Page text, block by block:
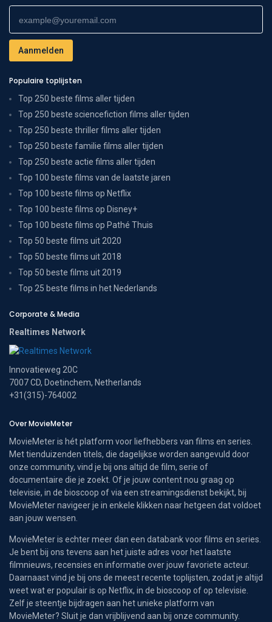
Populaire toplijsten
Top 250 beste films aller tijden
Top 250 beste sciencefiction films aller tijden
Top 250 beste thriller films aller tijden
Top 250 beste familie films aller tijden
Top 250 beste actie films aller tijden
Top 100 beste films van de laatste jaren
Top 100 beste films op Netflix
Top 100 beste films op Disney+
Top 100 beste films op Pathé Thuis
Top 50 beste films uit 2020
Top 50 beste films uit 2018
Top 50 beste films uit 2019
Top 25 beste films in het Nederlands
Corporate & Media
Realtimes Network
Innovatieweg 20C
7007 CD, Doetinchem, Netherlands
+31(315)-764002
Over MovieMeter
MovieMeter is hét platform voor liefhebbers van films en series.
Met tienduizenden titels, die dagelijkse worden aangevuld door
onze community, vind je bij ons altijd de film, serie of
documentaire die je zoekt. Of je jouw content nou graag op
televisie, in de bioscoop of via een streamingsdienst bekijkt, bij
MovieMeter navigeer je in enkele klikken naar hetgeen dat voldoet
aan jouw wensen.
MovieMeter is echter meer dan een databank voor films en series.
Je bent bij ons tevens aan het juiste adres voor het laatste
filmnieuws, recensies en informatie over jouw favoriete acteur.
Daarnaast vind je bij ons de meest recente toplijsten, zodat je altijd
weet wat er populair is op Netflix, in de bioscoop of op televisie.
Zelf je steentje bijdragen aan het unieke platform van
MovieMeter? Sluit je dan vrijblijvend aan bij onze community.